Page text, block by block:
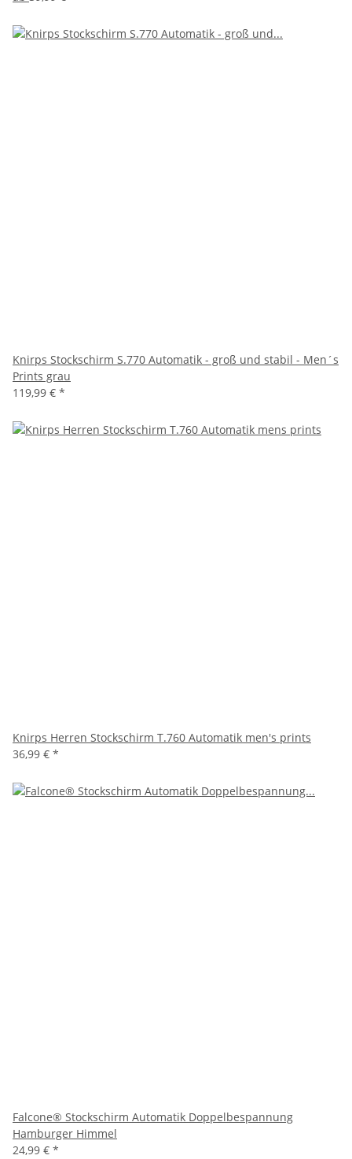
Knirps Stockschirm S.770 Automatik - groß und stabil - Men´s
Prints grau
119,99 € *
Knirps Herren Stockschirm T.760 Automatik men's prints
36,99 € *
Falcone® Stockschirm Automatik Doppelbespannung
Hamburger Himmel
24,99 € *